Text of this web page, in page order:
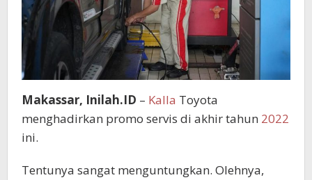
Makassar, Inilah.ID – Kalla Toyota
menghadirkan promo servis di akhir tahun 2022
ini.
Tentunya sangat menguntungkan. Olehnya,